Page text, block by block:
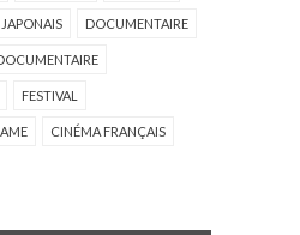
DOCUMENTAIRE
FESTIVAL
CINÉMA FRANÇAIS